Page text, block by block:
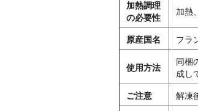
加熱調理
の必要性
加熱
原産国名 フラ
使用方法
同梱
成し
ご注意 解凍